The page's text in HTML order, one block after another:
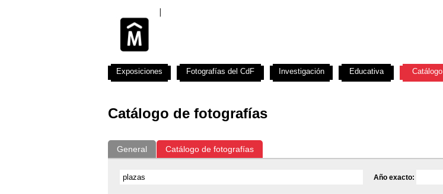
Catálogo de fotografías
General Catálogo de fotografías
Año exacto:
Exposiciones Fotografías del CdF Investigación Educativa Catálogo